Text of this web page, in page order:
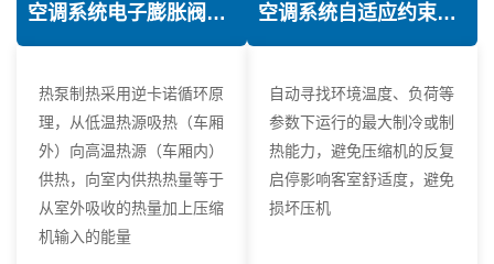
空调系统电子膨胀阀热力学优化技术
热泵制热采用逆卡诺循环原
理，从低温热源吸热（车厢
外）向高温热源（车厢内）
供热，向室内供热热量等于
从室外吸收的热量加上压缩
机输入的能量
空调系统自适应约束控制技术
自动寻找环境温度、负荷等
参数下运行的最大制冷或制
热能力，避免压缩机的反复
启停影响客室舒适度，避免
损坏压机